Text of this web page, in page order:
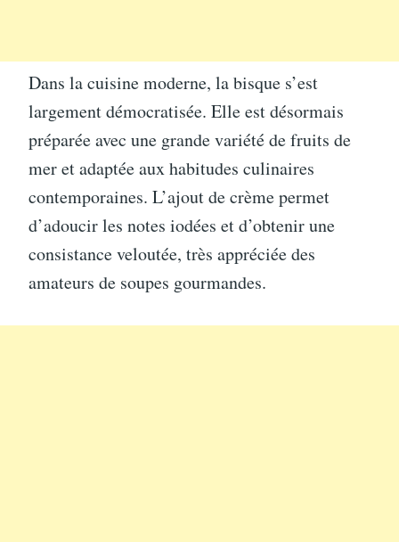
Dans la cuisine moderne, la bisque s’est
largement démocratisée. Elle est désormais
préparée avec une grande variété de fruits de
mer et adaptée aux habitudes culinaires
contemporaines. L’ajout de crème permet
d’adoucir les notes iodées et d’obtenir une
consistance veloutée, très appréciée des
amateurs de soupes gourmandes.